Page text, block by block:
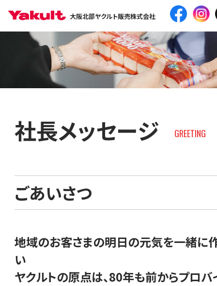
大阪北部ヤクルト販売株式会社
社長メッセージ GREETING
ごあいさつ
地域のお客さまの明日の元気を一緒に
い
ヤクルトの原点は、80年も前からプロバ